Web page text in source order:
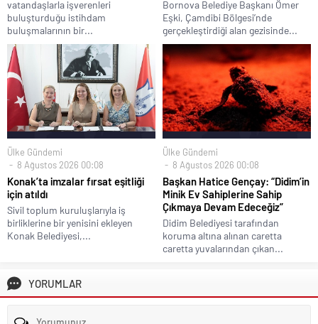
vatandaşlarla işverenleri
buluşturduğu istihdam
buluşmalarının bir...
Bornova Belediye Başkanı Ömer
Eşki, Çamdibi Bölgesi’nde
gerçekleştirdiği alan gezisinde...
Ülke Gündemi
8 Ağustos 2026 00:08
Konak’ta imzalar fırsat eşitliği
için atıldı
Sivil toplum kuruluşlarıyla iş
birliklerine bir yenisini ekleyen
Konak Belediyesi,...
Ülke Gündemi
8 Ağustos 2026 00:08
Başkan Hatice Gençay: “Didim’in
Minik Ev Sahiplerine Sahip
Çıkmaya Devam Edeceğiz”
Didim Belediyesi tarafından
koruma altına alınan caretta
caretta yuvalarından çıkan...
YORUMLAR